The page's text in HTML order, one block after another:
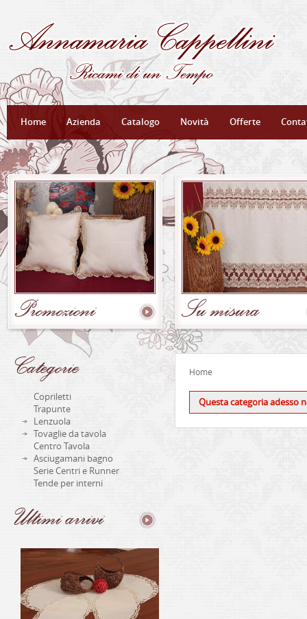
Home Azienda Catalogo Novità Offerte
Promozioni Sumisura
Categorie
Copriletti
Trapunte
Lenzuola
Tovaglie da tavola
Centro Tavola
Asciugamani bagno
Serie Centri e Runner
Tende per interni
Ultimiarrivi
Home
Questa categoria adesso